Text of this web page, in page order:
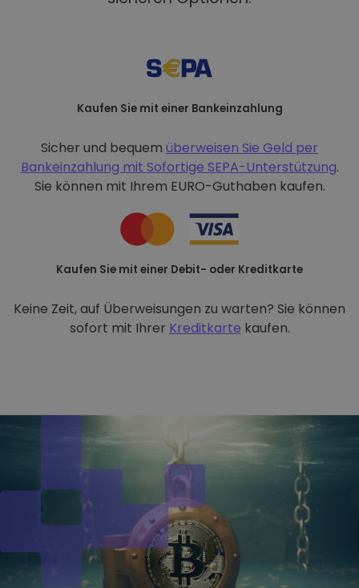
Kaufen Sie mit einer Bankeinzahlung
Sicher und bequem überweisen Sie Geld per
Bankeinzahlung mit Sofortige SEPA-Unterstützung.
Sie können mit Ihrem EURO-Guthaben kaufen.
Kaufen Sie mit einer Debit- oder Kreditkarte
Keine Zeit, auf Überweisungen zu warten? Sie können
sofort mit Ihrer Kreditkarte kaufen.